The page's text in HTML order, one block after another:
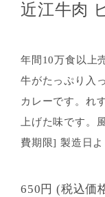
近江牛肉
年間10万食以上
牛がたっぷり入
カレーです。れ
上げた味です。
費期限] 製造日
650円 (税込価